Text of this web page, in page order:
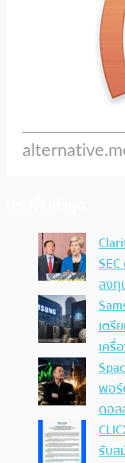
ลง
เตรี
เครื่
พอร์
ดอล
รับส